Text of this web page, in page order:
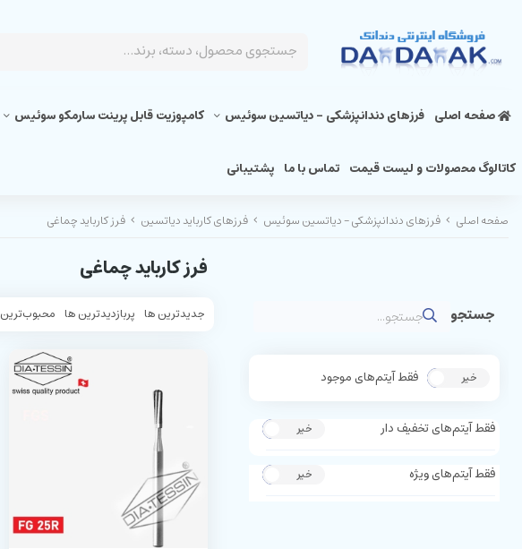
صفحه اصلی فرزهای دندانپزشکی - دیاتسین سوئیس کامپوزیت قابل پرینت سارمکو سوئیس
کاتالوگ محصولات و لیست قیمت تماس با ما پشتیبانی
صفحه اصلی فرزهای دندانپزشکی - دیاتسین سوئیس فرزهای کارباید دیاتسین فرز کارباید چماغی
بله خیر فقط آیتم‌های موجود
خیر فقط آیتم‌های تخفیف دار
خیر فقط آیتم‌های ویژه
فرز کارباید چماغی
جدیدترین ها پربازدیدترین ها محبوب‌‌ترین